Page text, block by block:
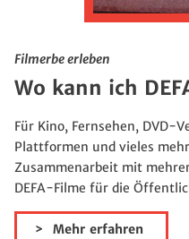
Filmerbe erleben
Wo kann ich
Für Kino, Fernsehen, DVD-
Plattformen und vieles
Zusammenarbeit mit
DEFA-Filme für die
Mehr erfahren